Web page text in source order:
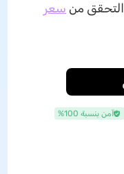
سعر
آمن بنسبة 100%